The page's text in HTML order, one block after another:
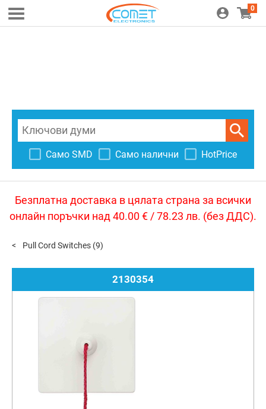
0
Само SMD Само налични HotPrice
Безплатна доставка в цялата страна за всички
онлайн поръчки над 40.00 € / 78.23 лв. (без ДДС).
Pull Cord Switches (9)
2130354